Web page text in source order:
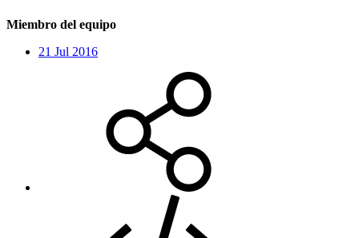
Miembro del equipo
21 Jul 2016